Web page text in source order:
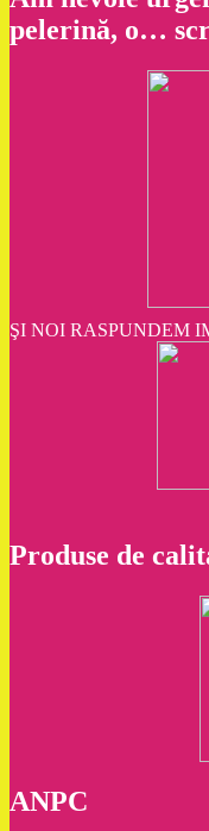
pelerină, o…
ŞI NOI RASPUNDEM
Produse de
ANPC